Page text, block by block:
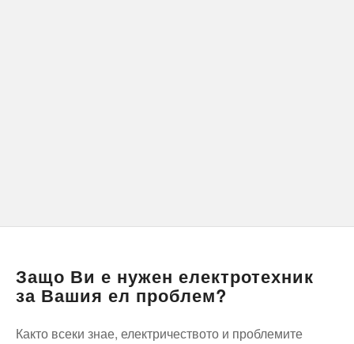
Защо Ви е нужен електротехник
за Вашия ел проблем?
Както всеки знае, електричеството и проблемите